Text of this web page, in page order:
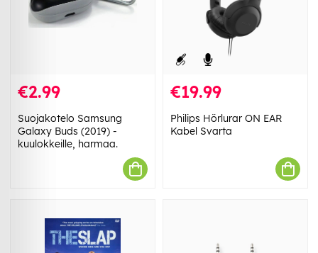
€2.99
Suojakotelo Samsung
Galaxy Buds (2019) -
kuulokkeille, harmaa.
€19.99
Philips Hörlurar ON EAR
Kabel Svarta